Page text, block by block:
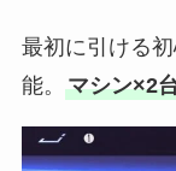
最初に引ける
能。 マシン×2